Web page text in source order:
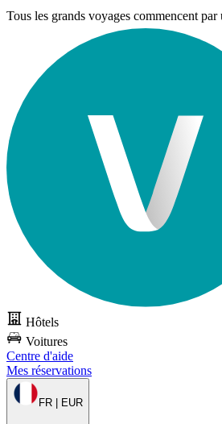
Tous les grands voyages commencent par
Hôtels
Voitures
Centre d'aide
Mes réservations
FR | EUR